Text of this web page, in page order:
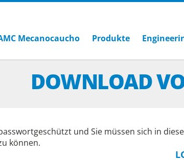
Mecanocaucho Produkte
DOWNLOAD
und Sie müssen sich in
können.